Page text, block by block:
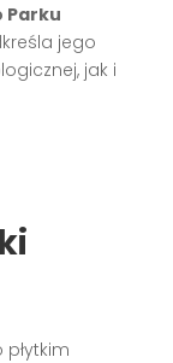
Parku
jego
jak i